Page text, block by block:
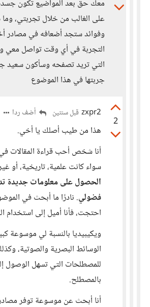
معك حق بعد المواضيع تكون
على الغالب من خلال تجربتي،
وفوائد ستجد أضعافه في
التجربة في أي وقت تواصل معي
التي تريد تصفحه وسأكون سعيد
جربتها في هذا الموضوع
2
zxpr2 قبل سنتين أضف ردا
هذا من طيب أصلك يا أخي.
أنا شخص أحب قراءة المقالات
سواء كانت علمية، تاريخية، أو
الحصول على معلومات جديدة
فضولي. نادرًا ما أبحث في
احتجت، فأنا أميل إلى استخدام
ويكيبيديا بالنسبة لي موسوعة
الوسائط البصرية والصوتية،
للمصطلحات التي تسهل الوصول
بالمصطلح.
أنا أبحث عن موسوعة توفر